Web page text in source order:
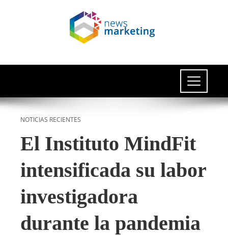
NOTICIAS RECIENTES
El Instituto MindFit
intensificada su labor
investigadora
durante la pandemia